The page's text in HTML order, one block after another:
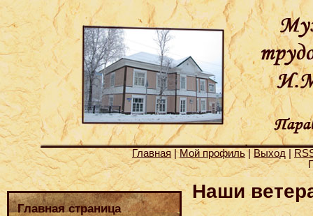
Главная|Мой профиль| Выход |
Главная страница
Наши